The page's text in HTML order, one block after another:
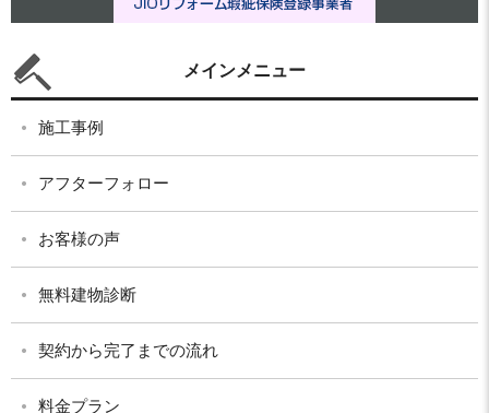
メインメニュー
施工事例
アフターフォロー
お客様の声
無料建物診断
契約から完了までの流れ
料金プラン